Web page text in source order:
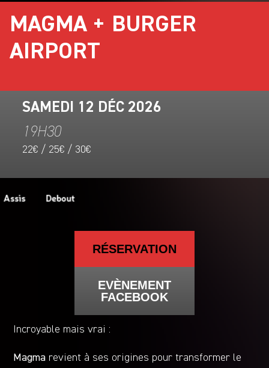
MAGMA + BURGER
AIRPORT
SAMEDI 12 DÉC 2026
19H30
22€ / 25€ / 30€
RÉSERVATION
EVÈNEMENT
FACEBOOK
Incroyable mais vrai :
Magma revient à ses origines pour transformer le